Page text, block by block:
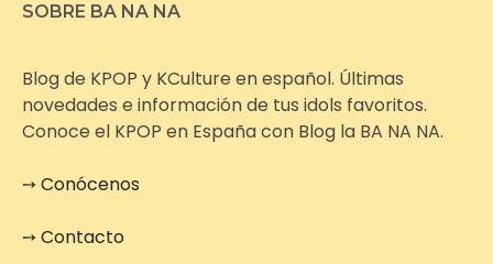
SOBRE BA NA NA
Blog de KPOP y KCulture en español. Últimas
novedades e información de tus idols favoritos.
Conoce el KPOP en España con Blog la BA NA NA.
➙Conócenos
➙Contacto